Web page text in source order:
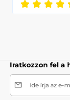
Iratkozzon fel a
Ide írja az e-